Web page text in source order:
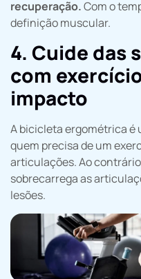
recuperação.Com o
definição muscular.
4. Cuide das
com
impacto
A bicicleta ergométrica é
quem precisa de um
articulações. Ao
sobrecarrega as
lesões.